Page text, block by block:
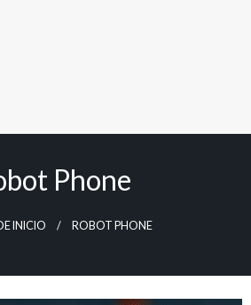
Phone
INICIO ROBOT PHONE